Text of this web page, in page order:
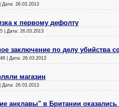
Дата: 26.03.2013
к первому дефолту
| Дата: 26.03.2013
заключение по делу убийства
| Дата: 26.03.2013
магазин
Дата: 26.03.2013
анклавы" в Британии